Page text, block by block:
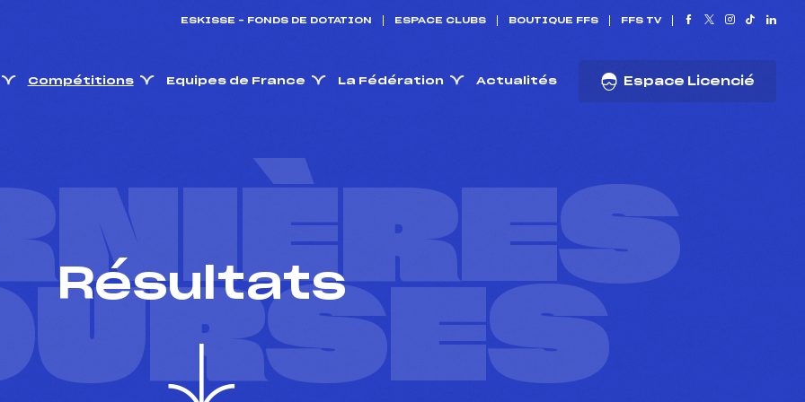
ESKISSE – FONDS DE DOTATION ESPACE CLUBS BOUTIQUE FFS FFS TV
Compétitions Equipes de France La Fédération Actualités Espace Licencié
Résultats